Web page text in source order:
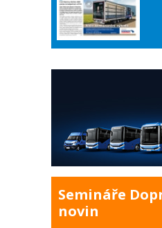
Semináře
novin